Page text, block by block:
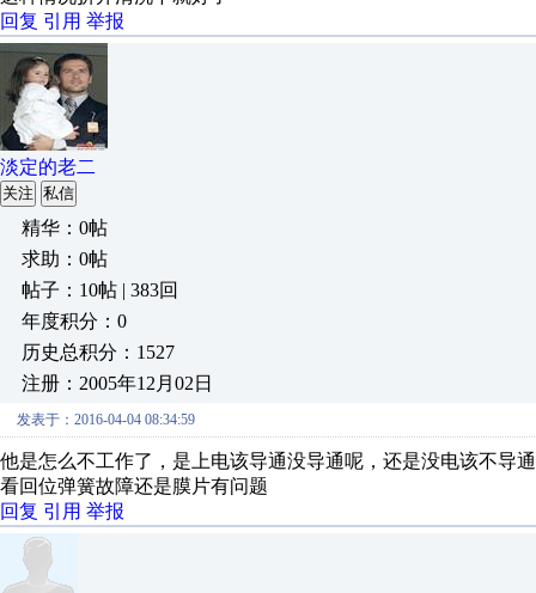
回复 引用 举报
淡定的老二
关注 私信
精华：0帖
求助：0帖
帖子：10帖 | 383回
年度积分：0
历史总积分：1527
注册：2005年12月02日
发表于：2016-04-04 08:34:59
他是怎么不工作了，是上电该导通没导通呢，还是没电该不导
看回位弹簧故障还是膜片有问题
回复 引用 举报